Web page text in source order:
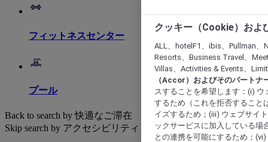
フィットネスセンター
プール
Back to search by 快適なご滞在
Skip search by アクセシビリティ
クッキー（Cookie）およ
ALL、hotelF1、ibis、Pullman
Resorts、Business Travel、
Villas、Activities & Events、
（Accor）およびそのパートナ
スすることを希望します：(i)
するため（これを拒否すること
イズするため；(iii) ウェブサイ
ックサービスに加入している場
との連携を可能にするため；